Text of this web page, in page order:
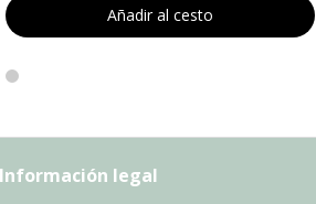
Añadir al cesto
Información legal